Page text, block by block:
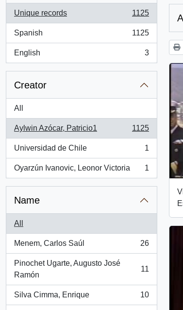
Unique records
, 1125 results
1125
Spanish
, 1125 results
1125
English
, 3 results
3
Creator
All
Aylwin Azócar, Patricio1
, 1125 results
1125
Universidad de Chile
, 1 results
1
Oyarzún Ivanovic, Leonor Victoria
, 1 results
1
Name
All
Menem, Carlos Saúl
, 26 results
26
Pinochet Ugarte, Augusto José
Ramón
, 11 results
11
Silva Cimma, Enrique
, 10 results
10